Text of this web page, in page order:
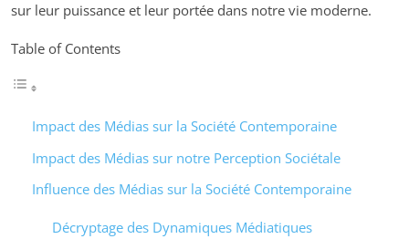
sur leur puissance et leur portée dans notre vie moderne.
Table of Contents
Impact des Médias sur la Société Contemporaine
Impact des Médias sur notre Perception Sociétale
Influence des Médias sur la Société Contemporaine
Décryptage des Dynamiques Médiatiques